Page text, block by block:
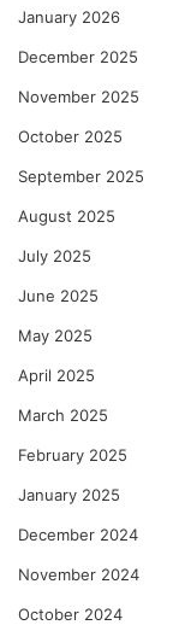
January 2026
December 2025
November 2025
October 2025
September 2025
August 2025
July 2025
June 2025
May 2025
April 2025
March 2025
February 2025
January 2025
December 2024
November 2024
October 2024